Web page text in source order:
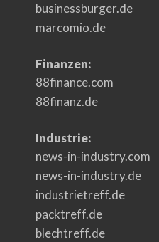
businessburger.de
marcomio.de
Finanzen:
88finance.com
88finanz.de
Industrie:
news-in-industry.com
news-in-industry.de
industrietreff.de
packtreff.de
blechtreff.de